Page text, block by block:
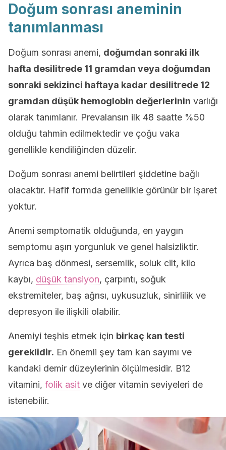
Doğum sonrası aneminin
tanımlanması
Doğum sonrası anemi, doğumdan sonraki ilk
hafta desilitrede 11 gramdan veya doğumdan
sonraki sekizinci haftaya kadar desilitrede 12
gramdan düşük hemoglobin değerlerinin varlığı
olarak tanımlanır. Prevalansın ilk 48 saatte %50
olduğu tahmin edilmektedir ve çoğu vaka
genellikle kendiliğinden düzelir.
Doğum sonrası anemi belirtileri şiddetine bağlı
olacaktır. Hafif formda genellikle görünür bir işaret
yoktur.
Anemi semptomatik olduğunda, en yaygın
semptomu aşırı yorgunluk ve genel halsizliktir.
Ayrıca baş dönmesi, sersemlik, soluk cilt, kilo
kaybı, düşük tansiyon, çarpıntı, soğuk
ekstremiteler, baş ağrısı, uykusuzluk, sinirlilik ve
depresyon ile ilişkili olabilir.
Anemiyi teşhis etmek için birkaç kan testi
gereklidir. En önemli şey tam kan sayımı ve
kandaki demir düzeylerinin ölçülmesidir. B12
vitamini, folik asit ve diğer vitamin seviyeleri de
istenebilir.